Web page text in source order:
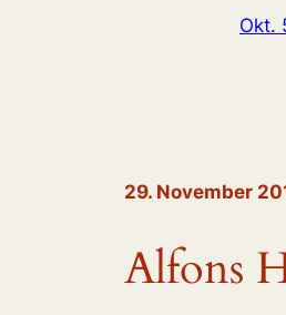
Okt.
29. November
Alfons